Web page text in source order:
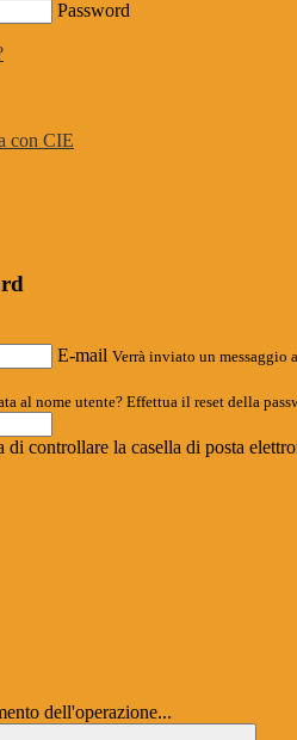
Password
con CIE
E-mail Verrà inviato un
al nome utente? Effettua il reset della
di controllare la casella di posta
dell'operazione...